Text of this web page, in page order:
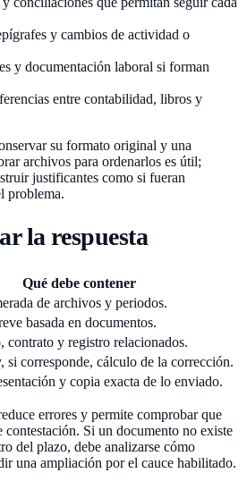
y cambios de actividad o
y documentación laboral si forman
entre contabilidad, libros y
su formato original y una
archivos para ordenarlos es útil;
justificantes como si fueran
problema.
la respuesta
Qué debe contener
de archivos y periodos.
basada en documentos.
contrato y registro relacionados.
si corresponde, cálculo de la corrección.
y copia exacta de lo enviado.
errores y permite comprobar que
contestación. Si un documento no existe
del plazo, debe analizarse cómo
una ampliación por el cauce habilitado.